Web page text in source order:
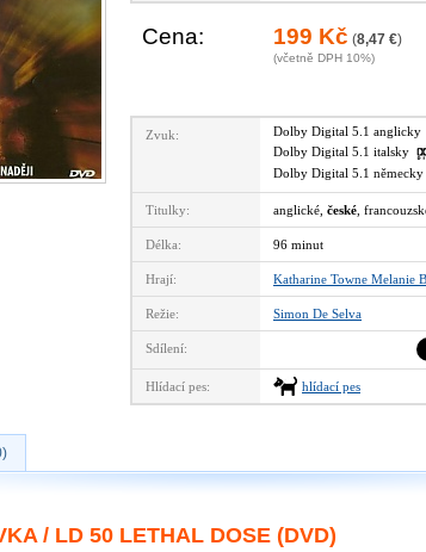
Cena: 199 Kč (8,47 €)
(včetně DPH 10%)
Zvuk:
Dolby Digital 5.1 anglicky
Dolby Digital 5.1 italsky
Dolby Digital 5.1 německy
Titulky: anglické, české ,
Délka: 96 minut
Hrají: Katharine Towne Melanie
Režie: Simon De Selva
Sdílení:
Hlídací pes: hlídací pes
/ LD 50 LETHAL DOSE (DVD)